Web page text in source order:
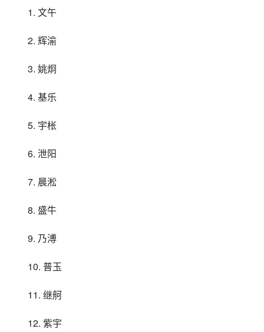
1. 文午
2. 辉渝
3. 姚炯
4. 基乐
5. 宇枨
6. 泄阳
7. 晨淞
8. 盛牛
9. 乃溥
10. 普玉
11. 继舸
12. 紫宇